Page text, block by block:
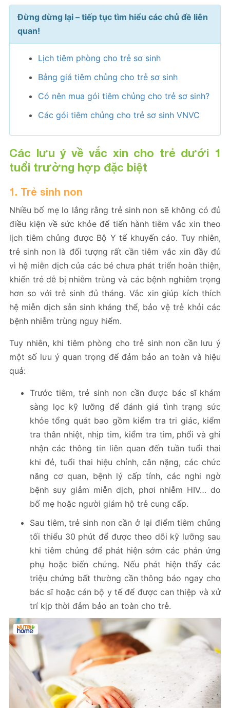
Đừng dừng lại – tiếp tục tìm hiểu các chủ đề liên
quan!
Lịch tiêm phòng cho trẻ sơ sinh
Bảng giá tiêm chủng cho trẻ sơ sinh
Có nên mua gói tiêm chủng cho trẻ sơ sinh?
Các gói tiêm chủng cho trẻ sơ sinh VNVC
Các lưu ý về vắc xin cho trẻ dưới 1
tuổi trường hợp đặc biệt
1. Trẻ sinh non
Nhiều bố mẹ lo lắng rằng trẻ sinh non sẽ không có đủ
điều kiện về sức khỏe để tiến hành tiêm vắc xin theo
lịch tiêm chủng được Bộ Y tế khuyến cáo. Tuy nhiên,
trẻ sinh non là đối tượng rất cần tiêm vắc xin đầy đủ
vì hệ miễn dịch của các bé chưa phát triển hoàn thiện,
khiến trẻ dễ bị nhiễm trùng và các bệnh nghiêm trọng
hơn so với trẻ sinh đủ tháng. Vắc xin giúp kích thích
hệ miễn dịch sản sinh kháng thể, bảo vệ trẻ khỏi các
bệnh nhiễm trùng nguy hiểm.
Tuy nhiên, khi tiêm phòng cho trẻ sinh non cần lưu ý
một số lưu ý quan trọng để đảm bảo an toàn và hiệu
quả:
Trước tiêm, trẻ sinh non cần được bác sĩ khám
sàng lọc kỹ lưỡng để đánh giá tình trạng sức
khỏe tổng quát bao gồm kiểm tra tri giác, kiểm
tra thân nhiệt, nhịp tim, kiểm tra tim, phổi và ghi
nhận các thông tin liên quan đến tuần tuổi thai
khi đẻ, tuổi thai hiệu chỉnh, cân nặng, các chức
năng cơ quan, bệnh lý cấp tính, các nghi ngờ
bệnh suy giảm miễn dịch, phơi nhiễm HIV… do
bố mẹ hoặc người giám hộ trẻ cung cấp.
Sau tiêm, trẻ sinh non cần ở lại điểm tiêm chủng
tối thiểu 30 phút để được theo dõi kỹ lưỡng sau
khi tiêm chủng để phát hiện sớm các phản ứng
phụ hoặc biến chứng. Nếu phát hiện thấy các
triệu chứng bất thường cần thông báo ngay cho
bác sĩ hoặc cán bộ y tế để được can thiệp và xử
trí kịp thời đảm bảo an toàn cho trẻ.